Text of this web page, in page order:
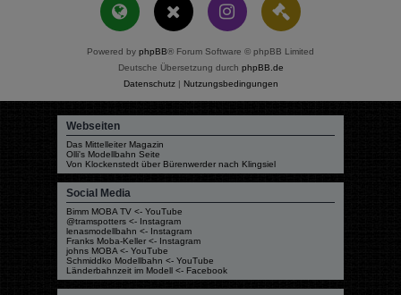
Powered by phpBB® Forum Software © phpBB Limited
Deutsche Übersetzung durch phpBB.de
Datenschutz| Nutzungsbedingungen
Webseiten
Das Mittelleiter Magazin
Olli's Modellbahn Seite
Von Klockenstedt über Bürenwerder nach Klingsiel
Social Media
Bimm MOBA TV <- YouTube
@tramspotters <- Instagram
lenasmodellbahn <- Instagram
Franks Moba-Keller <- Instagram
johns MOBA <- YouTube
Schmiddko Modellbahn <- YouTube
Länderbahnzeit im Modell <- Facebook